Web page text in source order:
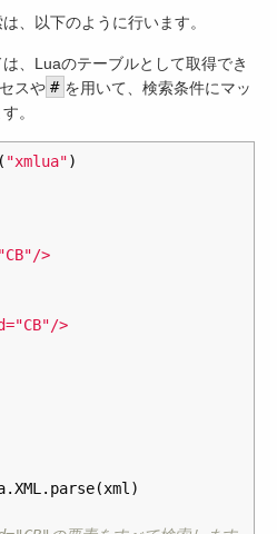
、以下のように行います。
、Luaのテーブルとして取得でき
スや # を用いて、検索条件にマッ
。
( "xmlua")
>
>
.XML . parse(xml )